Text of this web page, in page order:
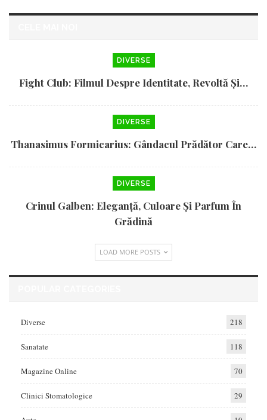
DIVERSE
Fight Club: Filmul Despre Identitate, Revoltă Și…
DIVERSE
Thanasimus Formicarius: Gândacul Prădător Care…
DIVERSE
Crinul Galben: Eleganță, Culoare Și Parfum În
Grădină
LOAD MORE POSTS
Diverse 218
Sanatate 118
Magazine Online 70
Clinici Stomatologice 29